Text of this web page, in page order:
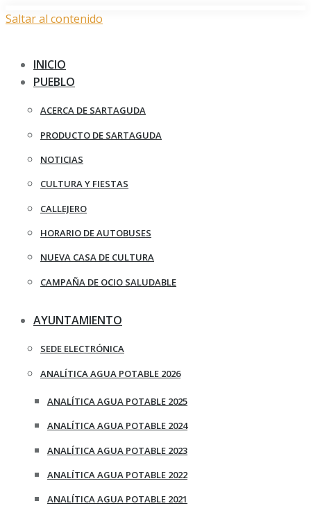
Saltar al contenido
INICIO
PUEBLO
ACERCA DE SARTAGUDA
PRODUCTO DE SARTAGUDA
NOTICIAS
CULTURA Y FIESTAS
CALLEJERO
HORARIO DE AUTOBUSES
NUEVA CASA DE CULTURA
CAMPAÑA DE OCIO SALUDABLE
AYUNTAMIENTO
SEDE ELECTRÓNICA
ANALÍTICA AGUA POTABLE 2026
ANALÍTICA AGUA POTABLE 2025
ANALÍTICA AGUA POTABLE 2024
ANALÍTICA AGUA POTABLE 2023
ANALÍTICA AGUA POTABLE 2022
ANALÍTICA AGUA POTABLE 2021